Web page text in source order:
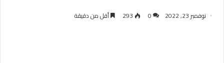
نوفمبر 23, 2022 0
293 أقل من دقيقة